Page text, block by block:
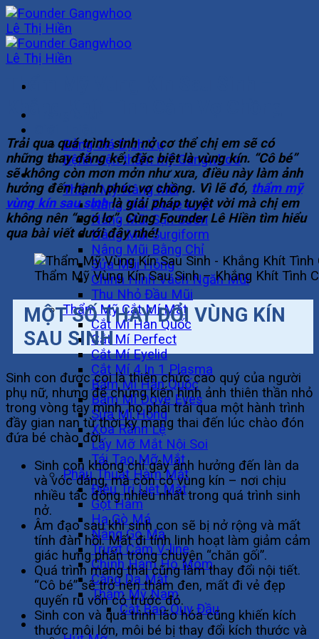
Skip
to
content
Bảng Giá Dịch Vụ
Bệnh viện thẩm mỹ Gangwhoo
Khuôn Mặt
Thẩm Mỹ Nâng Mũi
Nâng Mũi Zose Line
Nâng Mũi Sụn Sườn
Nâng Mũi Surgiform
Nâng Mũi Bằng Chỉ
Sửa Mũi Hỏng
Chỉnh Hình Vách Ngăn Mũi
Thu Nhỏ Đầu Mũi
Thẩm Mỹ Cắt Mí Mắt
Cắt Mí Hàn Quốc
Cắt Mí Perfect
Cắt Mí Eyelid
Cắt Mí 4 In 1 Plasma
Bấm Mí Hàn Quốc
Bấm Mí Dove Eyes
Sửa Mí Hỏng
Xóa Rãnh Lệ
Lấy Mỡ Mắt Nội Soi
Tái Tạo Mỡ Mắt
Phẫu Thuật Hàm Mặt
Điều Trị Liệt Mặt
Gọt Hàm
Hạ Gò Má
Nâng Gò Má
Trượt Cằm V-line
Chỉnh Hàm Hô Móm
Căng Da Mặt
Thẩm Mỹ Nam
Cắt Bao Quy Đầu
Vóc Dáng
Thẩm Mỹ Vùng Kín Sau Sinh –
Khắng Khít Tình Cảm Vợ Chồng
Trải qua quá trình sinh nở cơ thể chị em sẽ có
những thay đáng kể, đặc biệt là vùng kín. “Cô bé”
sẽ không còn mơn mởn như xưa, điều này làm ảnh
hưởng đến hạnh phúc vợ chồng. Vì lẽ đó, thẩm mỹ
vùng kín sau sinhlà giải pháp tuyệt vời mà chị em
không nên “ngó lơ”. Cùng Founder Lê Hiền tìm hiểu
qua bài viết dưới đây nhé!
Thẩm Mỹ Vùng Kín Sau Sinh – Khắng Khít Tình
MỘT SỐ THAY ĐỔI VÙNG KÍN
SAU SINH
Sinh con được coi là thiên chức cao quý của người
phụ nữ, nhưng để chứng kiến hình ảnh thiên thần nhỏ
trong vòng tay mình, họ phải trải qua một hành trình
đầy gian nan từ thời kỳ mang thai đến lúc chào đón
đứa bé chào đời.
Sinh con không chỉ gây ảnh hưởng đến làn da
và vóc dáng, mà còn có vùng kín – nơi chịu
nhiều tác động nhiều nhất trong quá trình sinh
nở.
Âm đạo sau khi sinh con sẽ bị nở rộng và mất
tính đàn hồi. Mất đi tính linh hoạt làm giảm cảm
giác hưng phấn trong chuyện “chăn gối”.
Quá trình mang thai cũng làm thay đổi nội tiết.
“Cô bé” sẽ trở nên thâm đen, mất đi vẻ đẹp
quyến rũ vốn có trước đó.
Sinh con và quá trình lão hóa cũng khiến kích
thước môi lớn, môi bé bị thay đổi kích thước và